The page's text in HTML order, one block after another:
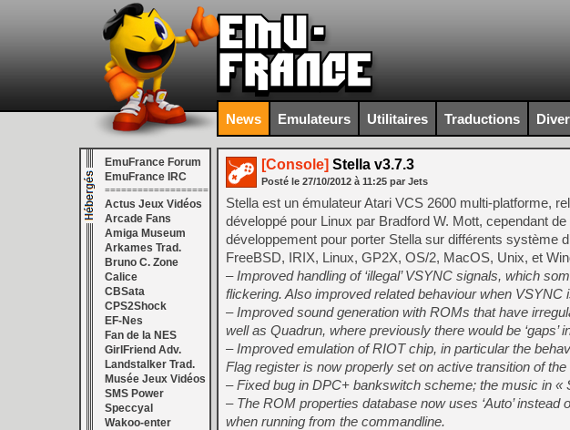
News Emulateurs Utilitaires Traductions
EmuFrance Forum
EmuFrance IRC
===================
Actus Jeux Vidéos
Arcade Fans
Amiga Museum
Arkames Trad.
Bruno C. Zone
Calice
CBSata
CPS2Shock
EF-Nes
Fan de la NES
GirlFriend Adv.
Landstalker Trad.
Musée Jeux Vidéos
SMS Power
Speccyal
Wakoo-enter
[Console] Stella v3.7.3
Posté le 27/10/2012 à 11:25 par Jets
Stella est un émulateur Atari VCS 2600 multi-platforme,
développé pour Linux par Bradford W. Mott, cependant
développement pour porter Stella sur différents système
FreeBSD, IRIX, Linux, GP2X, OS/2, MacOS, Unix, et
– Improved handling of ‘illegal’ VSYNC signals, which
flickering. Also improved related behaviour when VSYNC
– Improved sound generation with ROMs that have
well as Quadrun, where previously there would be ‘gaps’
– Improved emulation of RIOT chip, in particular the
Flag register is now properly set on active transition of the
– Fixed bug in DPC+ bankswitch scheme; the music in «
– The ROM properties database now uses ‘Auto’
when running from the commandline.